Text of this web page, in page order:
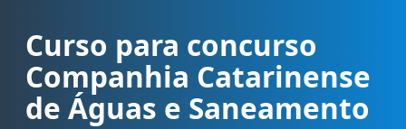
Curso para concurso CASAN SC - Companhia Catarinense de
Curso para concurso
Companhia Catarinense
de Águas e Saneamento